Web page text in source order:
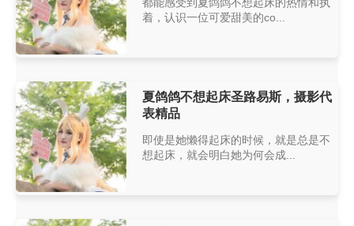
着，认识一位可爱甜美的co...
夏鸽鸽不想起床圣路易斯，摄影代
表精品
即使是她懒得起床的时候，就是总是不
想起床，就会明白她为何会成...